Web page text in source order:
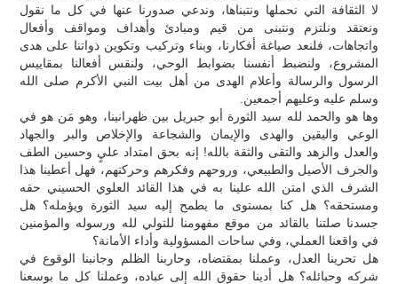
لا الثقافة التي نحملها ونتبناها، وندعي صدورنا عنها في كل ما نقول
ونعتقد ونلتزم ونتبنى من قيم ومبادئ وأهداف ومواقف وأفعال
واتجاهات، فلنعد صياغة أفكارنا، وبناء وتركيب وتكوين ذواتنا على هدى
المشروع، ولنضبط أنفسنا بضوابط الوحي، ولنقس أفعالنا بمقاييس
الرسول والرسالة وأعلام الهدى من أهل بيت النبي الأكرم صلى الله
وسلم عليه وعليهم أجمعين.
وها هو والحمد لله سيد الثورة أبو جبريل بين ظهرانينا، وهو مَن هو في
الوعي واليقين والهدى والإيمان والشجاعة والإخلاص والبر والجهاد
والعدل والزهد والتقى والثقة بالله! إنه بحق امتداد عليٍ وحسين الطف
والجرف الأصيل والطبيعي، وروحهم وفكرهم وحركتهم، فهل أعطينا هذا
الشرف الذي امتن الله علينا به في هذا القائد العلوي الحسيني حقه
ومستحقه؟ هل كنا بمستوى ما يطمح إليه سيد الثورة ويؤمله؟ هل
جسدنا صلتنا بالقائد من موقع مفهومنا للتولي لله ورسوله والمؤمنين
في واقعنا العملي، وفي ساحات المسؤولية وأداء الأمانة؟
هل تحرينا العدل، وعملنا بمقتضاه، وحاربنا الظلم وجانبنا الوقوع في
شركه وحبائله؟ هل أدينا حقوق الله إلى عباده، وعملنا كل ما بوسعنا